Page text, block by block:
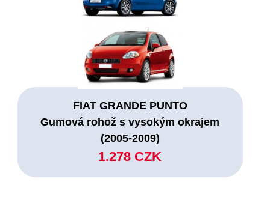
FIAT GRANDE PUNTO
Gumová rohož s vysokým okrajem
(2005-2009)
1.278 CZK